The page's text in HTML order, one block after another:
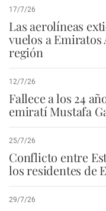
17/7/26
Las aerolíneas
vuelos a Emiratos
región
12/7/26
Fallece a los 24
emiratí Mustafa
25/7/26
Conflicto entre
los residentes de
29/7/26